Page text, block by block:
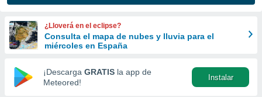
y
forma
digital
basada
¿Lloverá en el eclipse?
Consulta el mapa de nubes y lluvia para el
miércoles en España
¡Descarga GRATIS la app de
Meteored!
Instalar